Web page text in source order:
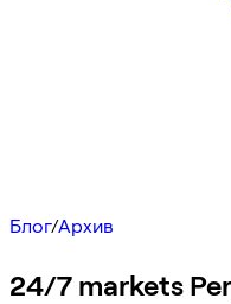
Блог/Архив
24/7 markets